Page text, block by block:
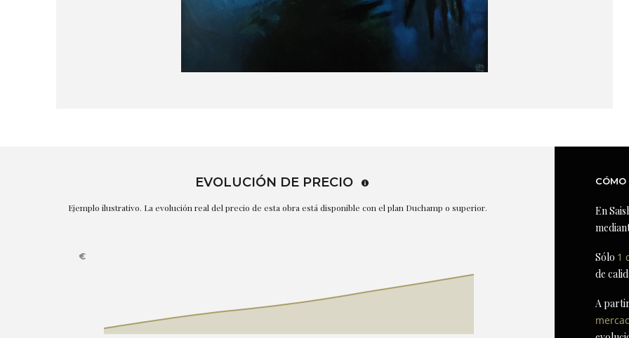
EVOLUCIÓN DE PRECIO
Ejemplo ilustrativo. La evolución real del precio de esta obra está disponible con el plan Duchamp o superior.
CÓMO
En
Sólo 1
de
A